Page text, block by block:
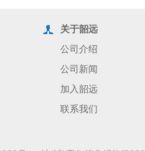
关于韶远
公司介绍
公司新闻
加入韶远
联系我们